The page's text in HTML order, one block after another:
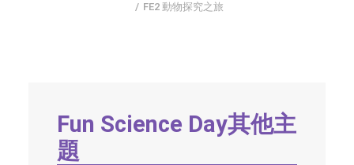
FE2 動物探究之旅
Fun Science Day其他主
題